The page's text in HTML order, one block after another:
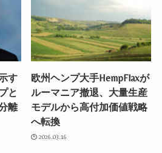
す
と
離
欧州ヘンプ大手HempFlaxが
ルーマニア撤退、大量生産
モデルから高付加価値戦略
へ転換
2026.03.16